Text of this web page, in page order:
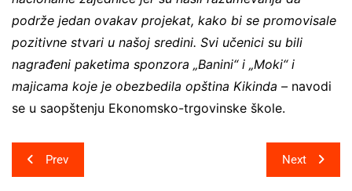
podrže jedan ovakav projekat, kako bi se promovisale
pozitivne stvari u našoj sredini. Svi učenici su bili
nagrađeni paketima sponzora „Banini“ i „Moki“ i
majicama koje je obezbedila opština Kikinda – navodi
se u saopštenju Ekonomsko-trgovinske škole.
Post
navigation
Prev Next